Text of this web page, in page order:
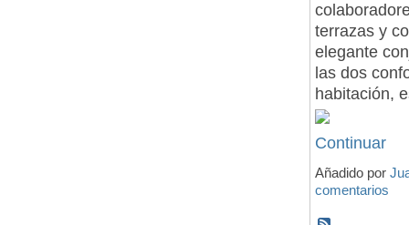
terrazas y
elegante
las dos
habitación,
Continuar
Añadido por
comentarios